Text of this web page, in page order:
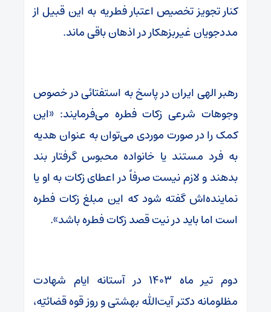
کنار تجویز تخصیص اعتبار فطریه به این قبیل از
مددجویان غیربزهکار در اذهان باقی ماند.
رهبر الهی ایران در پاسخ به استفتائی در خصوص
وجوهات شرعی زکات فطره می‌فرمایند: «این
کمک را در صورت موردی می‌توان به عنوان هدیه
به فرد مستند یا خانواده محبوس گرفتار بند
بدهند و لازم نیست صرفاً در اعطای زکات به او یا
نماینده‌اش گفته شود که این مبلغ زکات فطره
است اما باید در نیت قصد زکات فطره باشد».
دوم تیر ماه ۱۴۰۳ در آستانه ایام شهادت
مظلومانه دکتر آیت‌الله بهشتی و روز قوه قضائیّه،